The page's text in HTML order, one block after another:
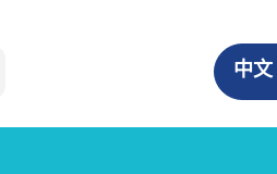
中文